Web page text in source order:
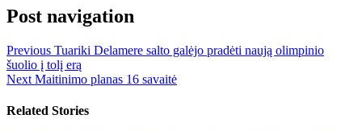
Post navigation
Previous Tuariki Delamere salto galėjo pradėti naują olimpinio
šuolio į tolį erą
Next Maitinimo planas 16 savaitė
Related Stories